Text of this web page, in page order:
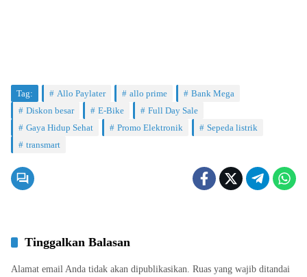
Tag: Allo Paylater allo prime
Bank Mega
Diskon besar
E-Bike
Full Day Sale
Gaya Hidup Sehat
Promo Elektronik
Sepeda listrik
transmart
Tinggalkan Balasan
Alamat email Anda tidak akan dipublikasikan. Ruas yang wajib ditandai